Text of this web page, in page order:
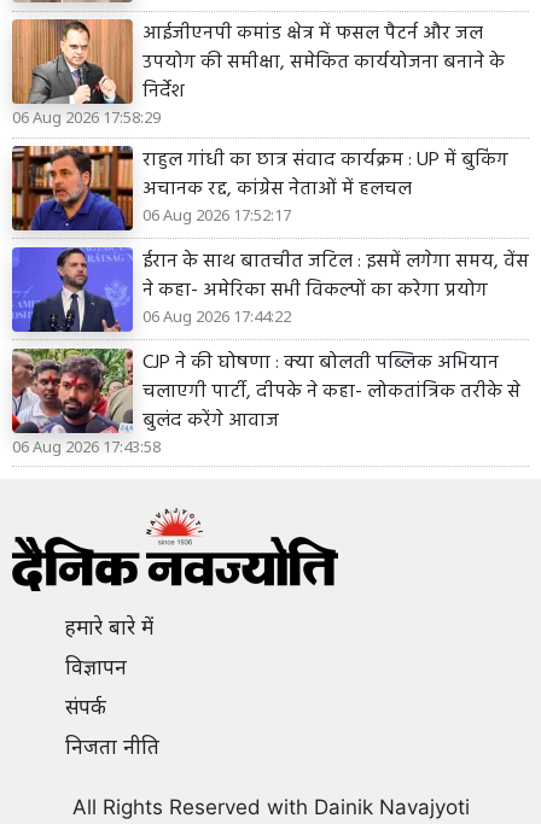
आईजीएनपी कमांड क्षेत्र में फसल पैटर्न और जल
उपयोग की समीक्षा, समेकित कार्ययोजना बनाने के
निर्देश
06 Aug 2026 17:58:29
राहुल गांधी का छात्र संवाद कार्यक्रम : UP में बुकिंग
अचानक रद्द, कांग्रेस नेताओं में हलचल
06 Aug 2026 17:52:17
ईरान के साथ बातचीत जटिल : इसमें लगेगा समय, वेंस
ने कहा- अमेरिका सभी विकल्पों का करेगा प्रयोग
06 Aug 2026 17:44:22
CJP ने की घोषणा : क्या बोलती पब्लिक अभियान
चलाएगी पार्टी, दीपके ने कहा- लोकतांत्रिक तरीके से
बुलंद करेंगे आवाज
06 Aug 2026 17:43:58
हमारे बारे में
विज्ञापन
संपर्क
निजता नीति
All Rights Reserved with Dainik Navajyoti